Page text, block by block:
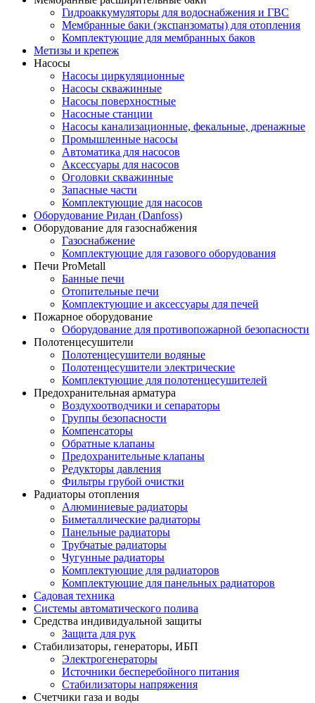
Гидроаккумуляторы для водоснабжения и ГВС
Мембранные баки (экспанзоматы) для отопления
Комплектующие для мембранных баков
Метизы и крепеж
Насосы
Насосы циркуляционные
Насосы скважинные
Насосы поверхностные
Насосные станции
Насосы канализационные, фекальные, дренажные
Промышленные насосы
Автоматика для насосов
Аксессуары для насосов
Оголовки скважинные
Запасные части
Комплектующие для насосов
Оборудование Ридан (Danfoss)
Оборудование для газоснабжения
Газоснабжение
Комплектующие для газового оборудования
Печи ProMetall
Банные печи
Отопительные печи
Комплектующие и аксессуары для печей
Пожарное оборудование
Оборудование для противопожарной безопасности
Полотенцесушители
Полотенцесушители водяные
Полотенцесушители электрические
Комплектующие для полотенцесушителей
Предохранительная арматура
Воздухоотводчики и сепараторы
Группы безопасности
Компенсаторы
Обратные клапаны
Предохранительные клапаны
Редукторы давления
Фильтры грубой очистки
Радиаторы отопления
Алюминиевые радиаторы
Биметаллические радиаторы
Панельные радиаторы
Трубчатые радиаторы
Чугунные радиаторы
Комплектующие для радиаторов
Комплектующие для панельных радиаторов
Садовая техника
Системы автоматического полива
Средства индивидуальной защиты
Защита для рук
Стабилизаторы, генераторы, ИБП
Электрогенераторы
Источники бесперебойного питания
Стабилизаторы напряжения
Счетчики газа и воды